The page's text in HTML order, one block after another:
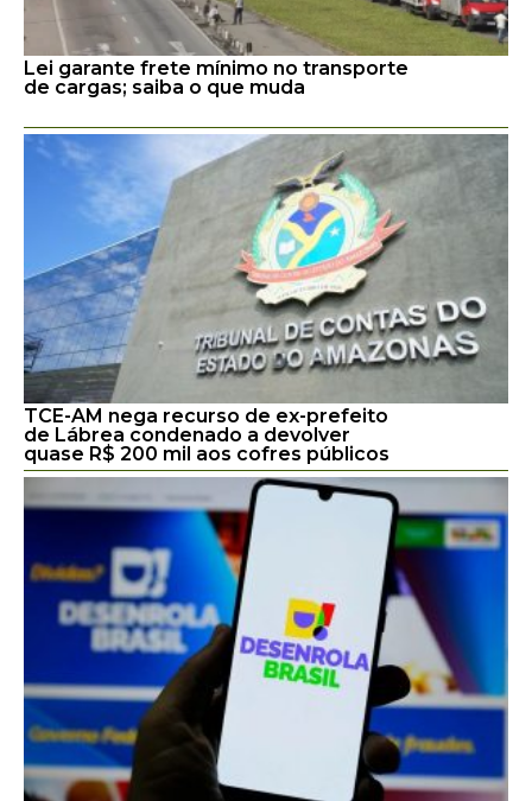
Lei garante frete mínimo no transporte
de cargas; saiba o que muda
TCE-AM nega recurso de ex-prefeito
de Lábrea condenado a devolver
quase R$ 200 mil aos cofres públicos